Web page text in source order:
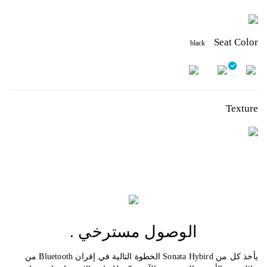
Seat Color
black
Texture
الوصول مسترخي .
يأخذ كل من Sonata Hybird الخطوة التالية في إقران Bluetooth من